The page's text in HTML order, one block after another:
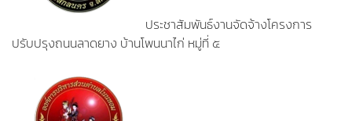
ประชาสัมพันธ์งานจัดจ้างโครงการ
ปรับปรุงถนนลาดยาง บ้านโพนนาไก่ หมู่ที่ ๕